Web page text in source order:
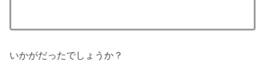
いかがだったでしょうか？